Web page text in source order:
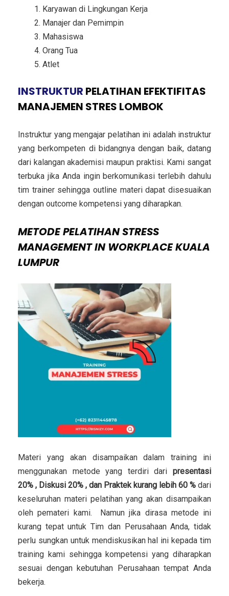
Karyawan di Lingkungan Kerja
Manajer dan Pemimpin
Mahasiswa
Orang Tua
Atlet
INSTRUKTUR PELATIHAN EFEKTIFITAS
MANAJEMEN STRES LOMBOK
Instruktur yang mengajar pelatihan ini adalah instruktur
yang berkompeten di bidangnya dengan baik, datang
dari kalangan akademisi maupun praktisi. Kami sangat
terbuka jika Anda ingin berkomunikasi terlebih dahulu
tim trainer sehingga outline materi dapat disesuaikan
dengan outcome kompetensi yang diharapkan.
METODEPELATIHAN STRESS
MANAGEMENT IN WORKPLACE KUALA
LUMPUR
Materi yang akan disampaikan dalam training ini
menggunakan metode yang terdiri dari presentasi
20% , Diskusi 20% , dan Praktek kurang lebih 60 % dari
keseluruhan materi pelatihan yang akan disampaikan
oleh pemateri kami. Namun jika dirasa metode ini
kurang tepat untuk Tim dan Perusahaan Anda, tidak
perlu sungkan untuk mendiskusikan hal ini kepada tim
training kami sehingga kompetensi yang diharapkan
sesuai dengan kebutuhan Perusahaan tempat Anda
bekerja.